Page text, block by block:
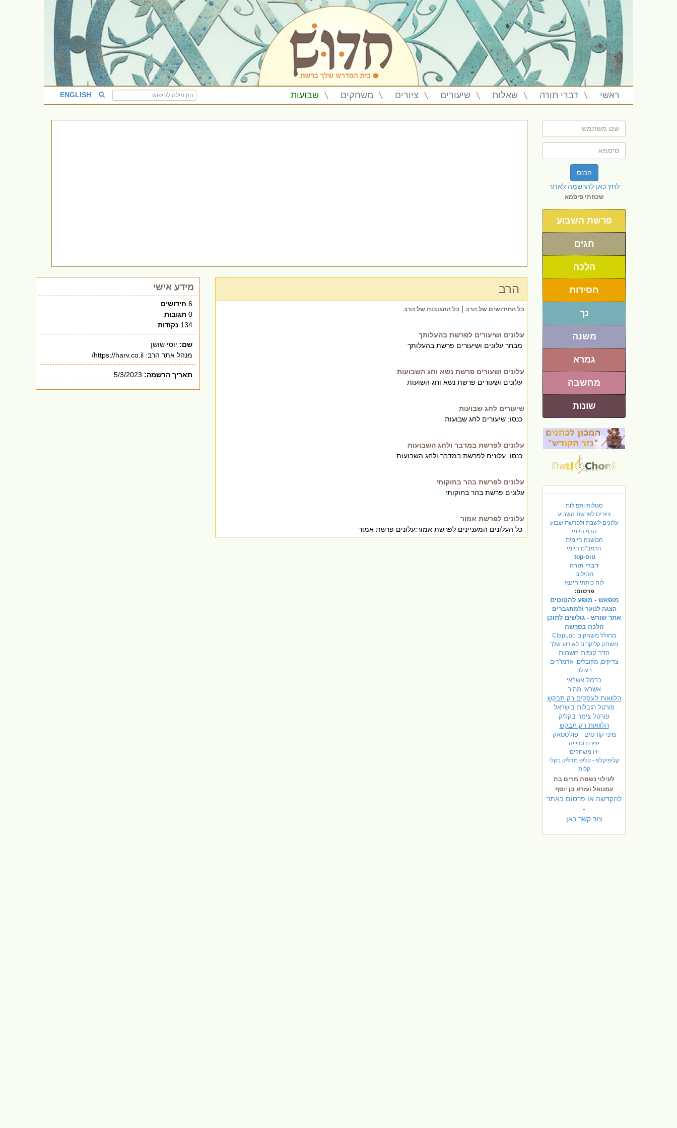
ראשי דברי תורה שאלות שיעורים ציורים משחקים שבועות ENGLISH
הכנס
לחץ כאן להרשמה לאתר
שכחתי סיסמא
פרשת השבוע
חגים
הלכה
חסידות
נך
משנה
גמרא
מחשבה
שונות
סגולות ותפילות
ציורים לפרשת השבוע
עלונים לשבת ולפרשת שבוע
הדף היומי
המשנה היומית
הרמב"ם היומי
טופ-top
דברי תורה
תהילים
לוח כיתתי חינמי
פרסום:
מופאש - מופע להטוטים
הצגה לנוער ולמתגברים
אתר שורש - גולשים לתוכן
הלכה בפרשה
מחולל משחקים ClapLab
משחק קליקרים לאירוע שלך
הדר קופות רושמות
צדיקים, מקובלים, אדמו"רים
בעולם
כרמל אשראי
אשראי מהיר
הלוואות לעסקים רק תבקש
פורטל הובלות בישראל
פורטל צימר בקליק
הלוואות רק תבקש
מיני קורסים - פולסטאק
יצירת טריויה
יויו משחקים
קליפיקלפ - קליפ מדליק בקלי
קלות
לעילוי נשמת מרים בת
עמנואל ועזרא בן יוסף
להקדשה או פרסום באתר
-
צור קשר כאן
הרב
כל החידושים של הרב | כל התגובות של הרב
עלונים ושיעורים לפרשת בהעלותך
מבחר עלונים ושיעורים פרשת בהעלותך
עלונים ושעורים פרשת נשא וחג השבועות
עלונים ושעורים פרשת נשא וחג השועות
שיעורים לחג שבועות
כנסו: שיעורים לחג שבועות
עלונים לפרשת במדבר ולחג השבועות
כנסו: עלונים לפרשת במדבר ולחג השבועות
עלונים לפרשת בהר בחוקותי
עלונים פרשת בהר בחוקותי
עלונים לפרשת אמור
כל העלונים המעניינים לפרשת אמור:עלונים פרשת אמור
מידע אישי
6 חידושים
0 תגובות
134 נקודות
שם: יוסי שושן
מנהל אתר הרב: https://harv.co.il/
תאריך הרשמה: 5/3/2023